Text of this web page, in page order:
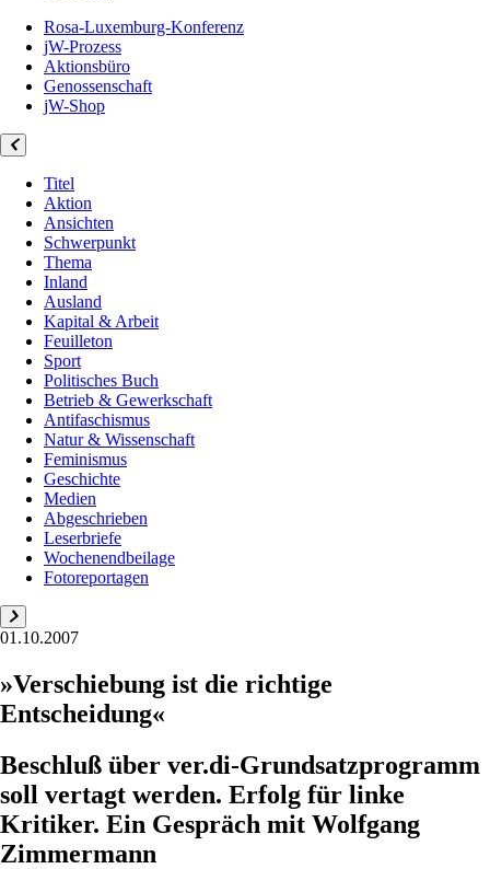
Rosa-Luxemburg-Konferenz
jW-Prozess
Aktionsbüro
Genossenschaft
jW-Shop
Titel
Aktion
Ansichten
Schwerpunkt
Thema
Inland
Ausland
Kapital & Arbeit
Feuilleton
Sport
Politisches Buch
Betrieb & Gewerkschaft
Antifaschismus
Natur & Wissenschaft
Feminismus
Geschichte
Medien
Abgeschrieben
Leserbriefe
Wochenendbeilage
Fotoreportagen
01.10.2007
»Verschiebung ist die richtige
Entscheidung«
Beschluß über ver.di-Grundsatzprogramm
soll vertagt werden. Erfolg für linke
Kritiker. Ein Gespräch mit Wolfgang
Zimmermann